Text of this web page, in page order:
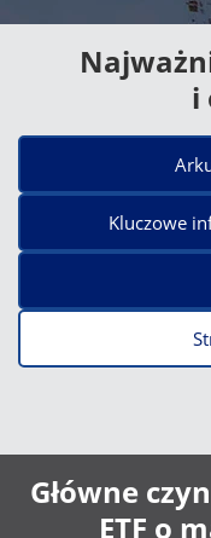
i
Kluczowe
Główne
ETF o